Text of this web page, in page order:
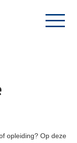
opleiding? Op deze